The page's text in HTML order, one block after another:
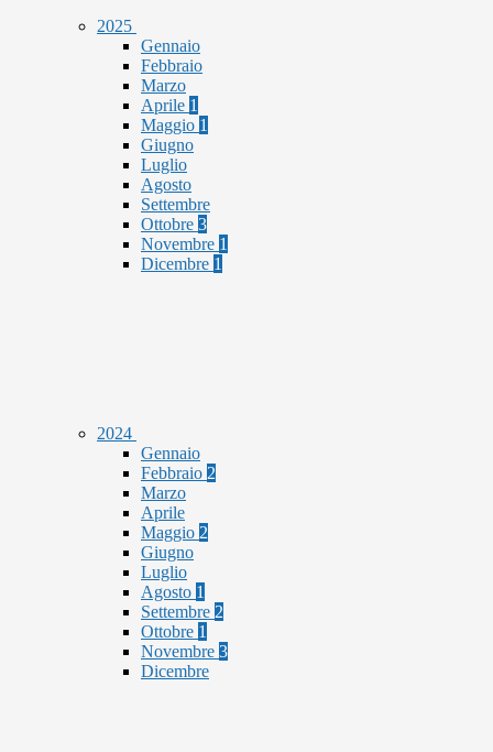
2025
Gennaio
Febbraio
Marzo
Aprile 1
Maggio 1
Giugno
Luglio
Agosto
Settembre
Ottobre 3
Novembre 1
Dicembre 1
2024
Gennaio
Febbraio 2
Marzo
Aprile
Maggio 2
Giugno
Luglio
Agosto 1
Settembre 2
Ottobre 1
Novembre 3
Dicembre